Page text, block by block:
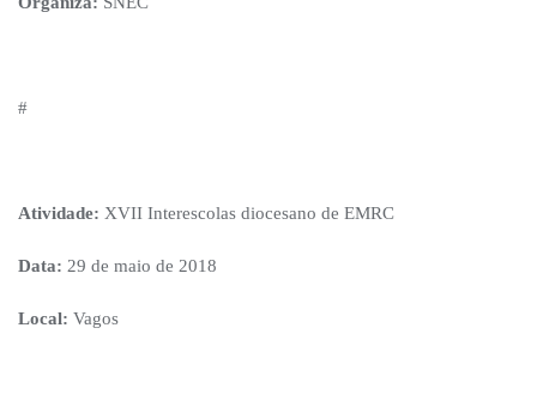
#
Atividade: XVII Interescolas diocesano de EMRC
Data: 29 de maio de 2018
Local: Vagos